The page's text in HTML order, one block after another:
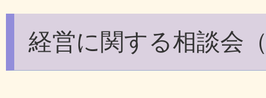
経営に関する相談会